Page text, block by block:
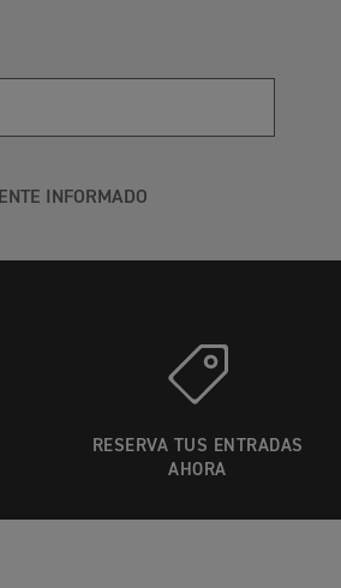
INFORMADO
RESERVA TUS ENTRADAS
AHORA